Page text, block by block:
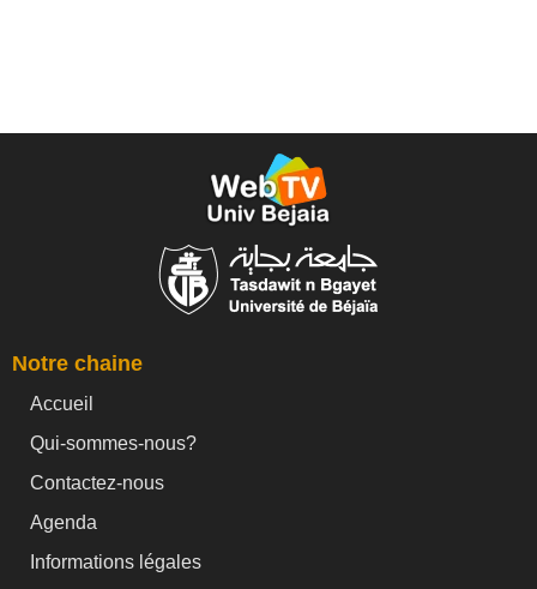
Notre chaine
Accueil
Qui-sommes-nous?
Contactez-nous
Agenda
Informations légales